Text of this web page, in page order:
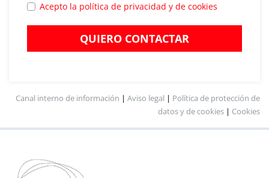
Acepto la política de privacidad y de cookies
QUIERO CONTACTAR
Canal interno de información | Aviso legal | Política de protección de
datos y de cookies | Cookies